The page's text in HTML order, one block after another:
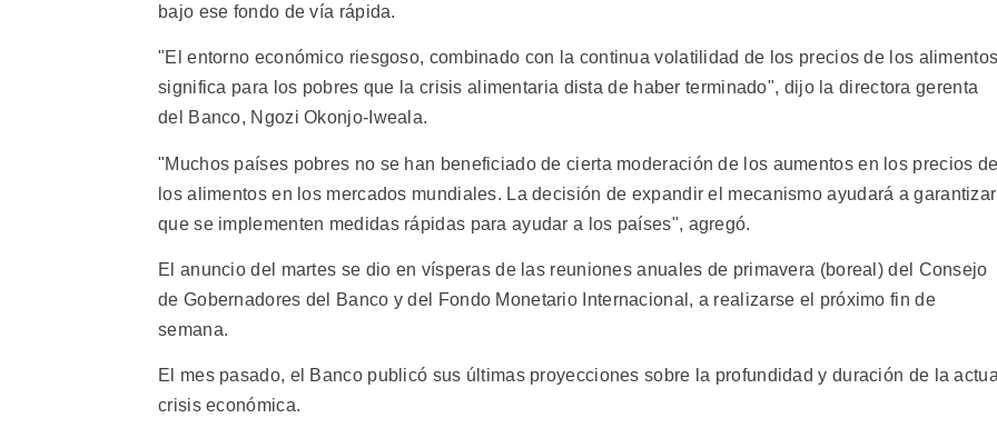
bajo ese fondo de vía rápida.
"El entorno económico riesgoso, combinado con la continua volatilidad de los precios de los
significa para los pobres que la crisis alimentaria dista de haber terminado", dijo la directora gerenta
del Banco, Ngozi Okonjo-Iweala.
"Muchos países pobres no se han beneficiado de cierta moderación de los aumentos en los precios
los alimentos en los mercados mundiales. La decisión de expandir el mecanismo ayudará a garantizar
que se implementen medidas rápidas para ayudar a los países", agregó.
El anuncio del martes se dio en vísperas de las reuniones anuales de primavera (boreal) del Consejo
de Gobernadores del Banco y del Fondo Monetario Internacional, a realizarse el próximo fin de
semana.
El mes pasado, el Banco publicó sus últimas proyecciones sobre la profundidad y duración de la
crisis económica.